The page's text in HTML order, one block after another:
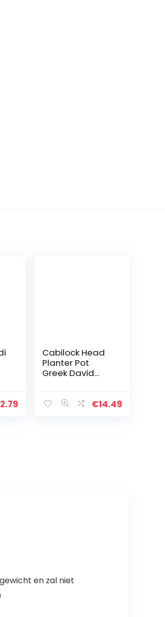
Cabilock Head
Planter Pot
Greek David
Planter Flower
€14.49
en zal niet